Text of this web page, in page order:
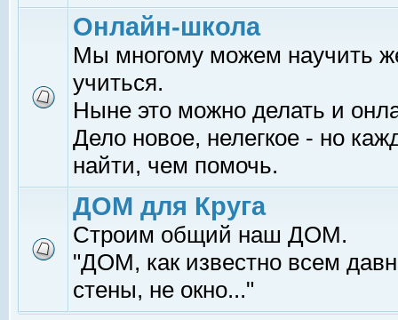
Онлайн-школа
Мы многому можем научить
учиться.
Ныне это можно делать и
Дело новое, нелегкое - но
найти, чем помочь.
ДОМ для Круга
Строим общий наш ДОМ.
"ДОМ, как известно всем
стены, не окно..."